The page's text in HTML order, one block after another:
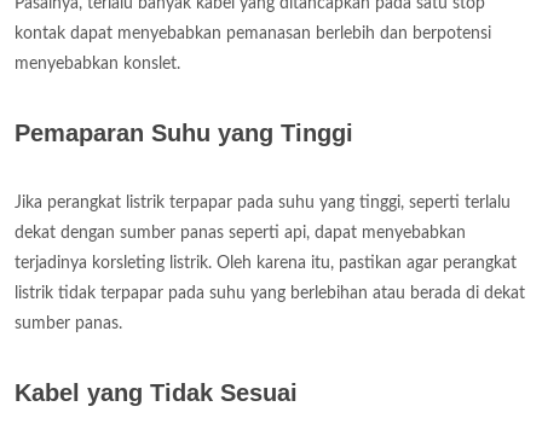
kontak dapat menyebabkan pemanasan berlebih dan berpotensi
menyebabkan konslet.
Pemaparan Suhu yang Tinggi
Jika perangkat listrik terpapar pada suhu yang tinggi, seperti terlalu
dekat dengan sumber panas seperti api, dapat menyebabkan
terjadinya korsleting listrik. Oleh karena itu, pastikan agar perangkat
listrik tidak terpapar pada suhu yang berlebihan atau berada di dekat
sumber panas.
Kabel yang Tidak Sesuai